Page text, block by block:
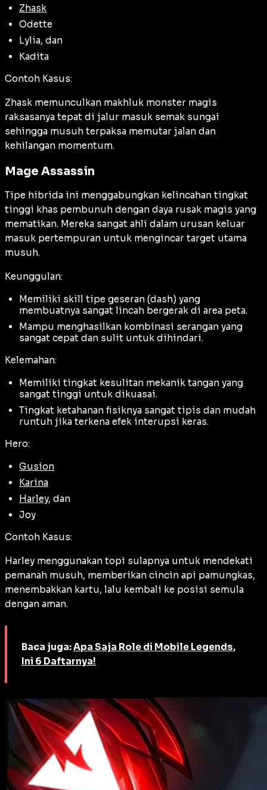
Zhask
Odette
Lylia, dan
Kadita
Contoh Kasus:
Zhask memunculkan makhluk monster magis
raksasanya tepat di jalur masuk semak sungai
sehingga musuh terpaksa memutar jalan dan
kehilangan momentum.
Mage Assassin
Tipe hibrida ini menggabungkan kelincahan tingkat
tinggi khas pembunuh dengan daya rusak magis yang
mematikan. Mereka sangat ahli dalam urusan keluar
masuk pertempuran untuk mengincar target utama
musuh.
Keunggulan:
Memiliki skill tipe geseran (dash) yang
membuatnya sangat lincah bergerak di area peta.
Mampu menghasilkan kombinasi serangan yang
sangat cepat dan sulit untuk dihindari.
Kelemahan:
Memiliki tingkat kesulitan mekanik tangan yang
sangat tinggi untuk dikuasai.
Tingkat ketahanan fisiknya sangat tipis dan mudah
runtuh jika terkena efek interupsi keras.
Hero:
Gusion
Karina
Harley, dan
Joy
Contoh Kasus:
Harley menggunakan topi sulapnya untuk mendekati
pemanah musuh, memberikan cincin api pamungkas,
menembakkan kartu, lalu kembali ke posisi semula
dengan aman.
Baca juga:Apa Saja Role di Mobile Legends,
Ini 6 Daftarnya!